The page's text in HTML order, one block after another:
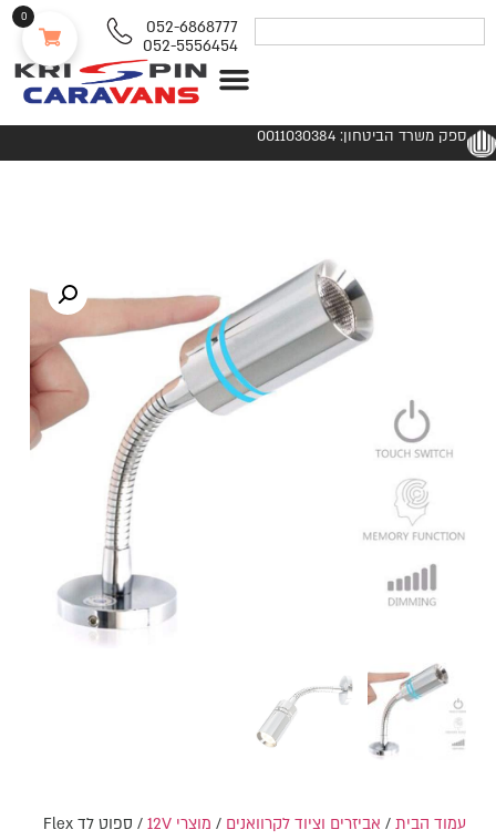
052-6868777
052-5556454
ספק משרד הביטחון: 0011030384
עמוד הבית/ אביזרים וציוד לקרוואנים / מוצרי 12V
/ ספוט לד Flex
0